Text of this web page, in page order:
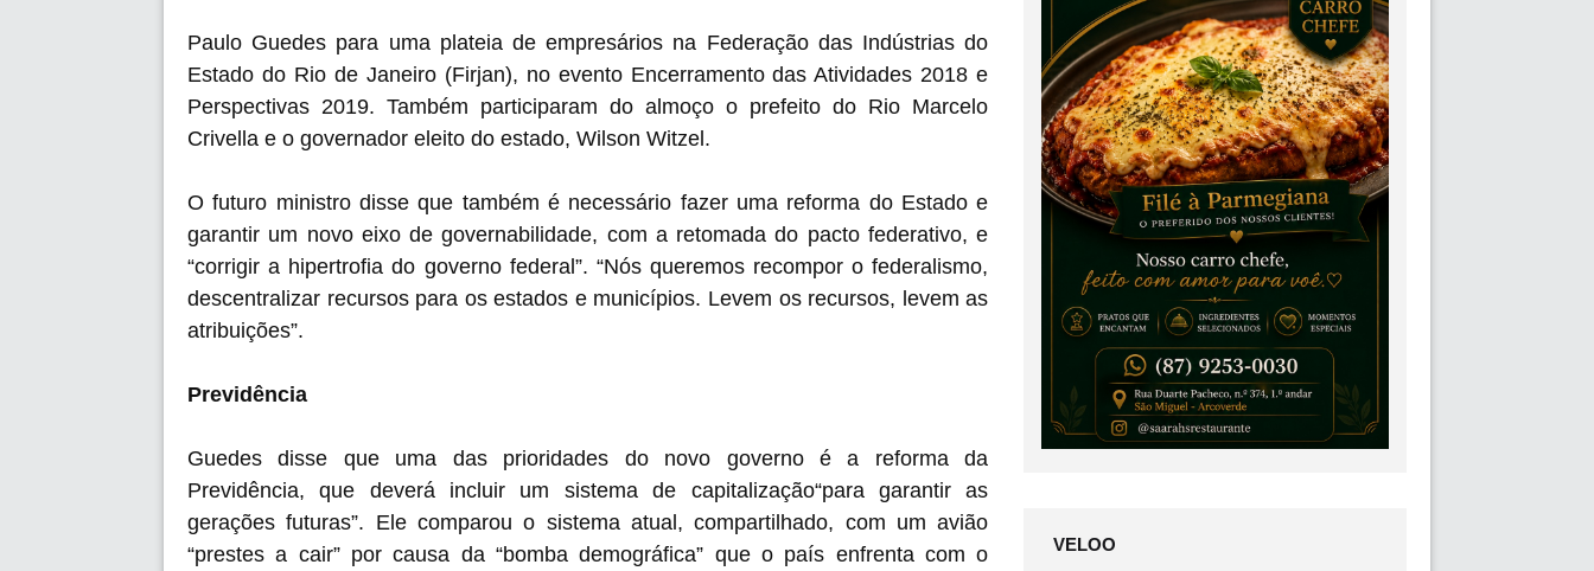
Paulo Guedes para uma plateia de empresários na Federação das Indústrias do
Estado do Rio de Janeiro (Firjan), no evento Encerramento das Atividades 2018 e
Perspectivas 2019. Também participaram do almoço o prefeito do Rio Marcelo
Crivella e o governador eleito do estado, Wilson Witzel.
O futuro ministro disse que também é necessário fazer uma reforma do Estado e
garantir um novo eixo de governabilidade, com a retomada do pacto federativo, e
“corrigir a hipertrofia do governo federal”. “Nós queremos recompor o federalismo,
descentralizar recursos para os estados e municípios. Levem os recursos, levem as
atribuições”.
Previdência
Guedes disse que uma das prioridades do novo governo é a reforma da
Previdência, que deverá incluir um sistema de capitalização“para garantir as
gerações futuras”. Ele comparou o sistema atual, compartilhado, com um avião
“prestes a cair” por causa da “bomba demográfica” que o país enfrenta com o
VELOO